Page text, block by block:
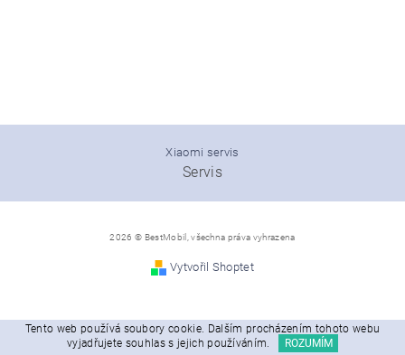
Xiaomi servis
Servis
2026 © BestMobil, všechna práva vyhrazena
Vytvořil Shoptet
Tento web používá soubory cookie. Dalším procházením tohoto webu
vyjadřujete souhlas s jejich používáním.
ROZUMÍM